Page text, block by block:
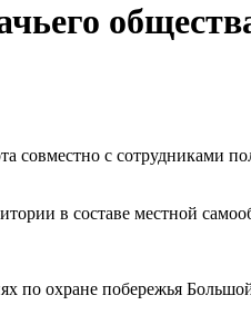
с сотрудниками
в составе местной
по охране побережья